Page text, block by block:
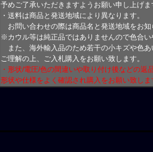
予めご了承いただきますようお願い申し上げま
・送料は商品と発送地域により異なります。
お問い合わせの際は商品名と発送地域をお知
※カウル等は純正品ではありませんので色合い
また、海外輸入品のため若干の小キズや色
ご理解の上、ご入札購入をお願い致します。
・形状/電圧/色の間違いや取り付け後などの返
形状や仕様をよく確認され購入をお願い致しま